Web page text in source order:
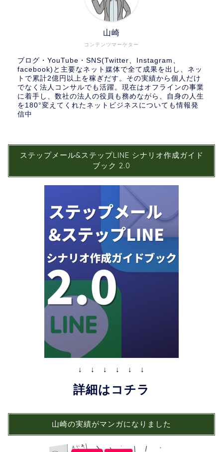
コンテンツマーケター
山崎
ブログ・YouTube・SNS(Twitter、Instagram、
facebook)と主要なネット媒体で全て成果を出し、ネッ
トで累計2億円以上を稼ぎだす。その実績から個人だけ
でなく法人コンサルでも活躍。現在はオフラインの事業
に着手し、数社の法人の役員も務めながら、自身の人生
を180°変えてくれたネットビジネスについても情報発
信中
ステップメール&ステップLINE シナリオ作成ガイド
ブック 2.0
↓ ↓ ↓ ↓ ↓ ↓
詳細はコチラ
山崎の実績がマンガになりました